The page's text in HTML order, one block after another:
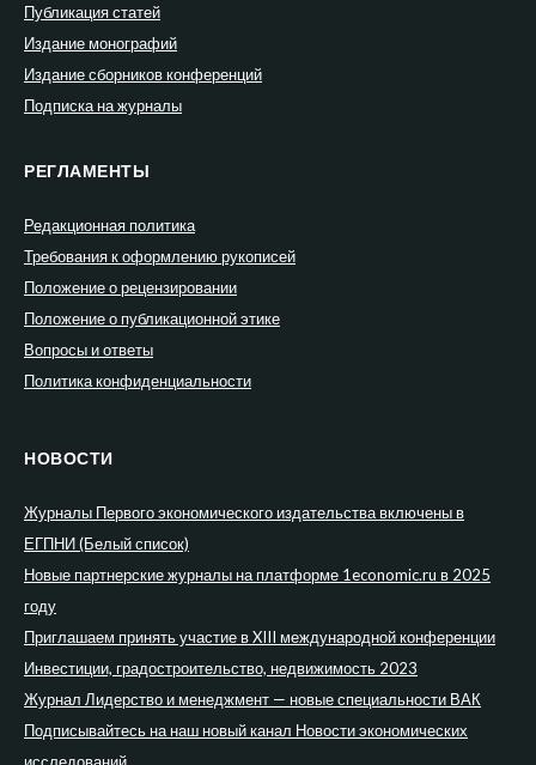
Публикация статей
Издание монографий
Издание сборников конференций
Подписка на журналы
РЕГЛАМЕНТЫ
Редакционная политика
Требования к оформлению рукописей
Положение о рецензировании
Положение о публикационной этике
Вопросы и ответы
Политика конфиденциальности
НОВОСТИ
Журналы Первого экономического издательства включены в
ЕГПНИ (Белый список)
Новые партнерские журналы на платформе 1economic.ru в 2025
году
Приглашаем принять участие в XIII международной конференции
Инвестиции, градостроительство, недвижимость 2023
Журнал Лидерство и менеджмент — новые специальности ВАК
Подписывайтесь на наш новый канал Новости экономических
исследований